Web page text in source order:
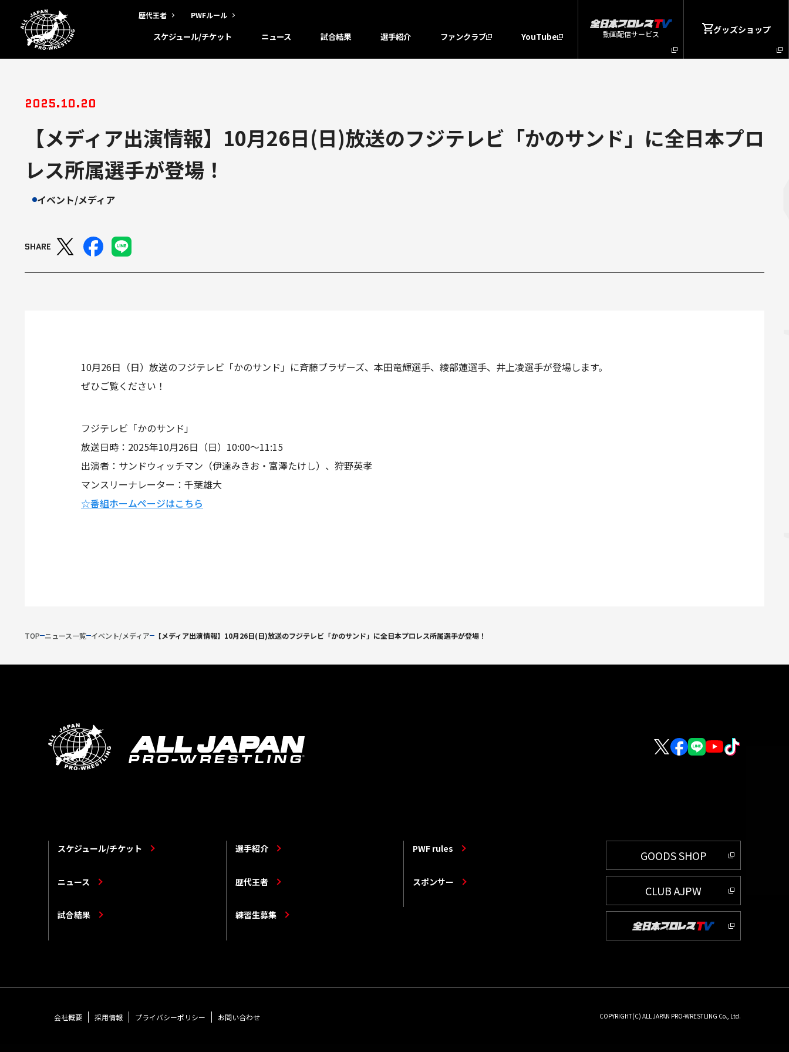
歴代王者 PWFルール
スケジュール/チケット ニュース 試合結果 選手紹介 ファンクラブ YouTube 動画配信サービス グッズショップ
2025.10.20
【メディア出演情報】10月26日(日)放送のフジテレビ「かのサンド」に全日本プロ
レス所属選手が登場！
イベント/メディア
SHARE
10月26日（日）放送のフジテレビ「かのサンド」に斉藤ブラザーズ、本田竜輝選手、綾部蓮選手、井上凌選手が登場します。
ぜひご覧ください！
フジテレビ「かのサンド」
放送日時：2025年10月26日（日）10:00～11:15
出演者：サンドウィッチマン（伊達みきお・富澤たけし）、狩野英孝
マンスリーナレーター：千葉雄大
☆番組ホームページはこちら
TOP ニュース一覧 イベント/メディア 【メディア出演情報】10月26日(日)放送のフジテレビ「かのサンド」に全日本プロレス所属選手が登場！
スケジュール/チケット 選手紹介 PWF rules
ニュース 歴代王者 スポンサー
試合結果 練習生募集
GOODS SHOP
CLUB AJPW
会社概要 採用情報 プライバシーポリシー お問い合わせ COPYRIGHT(C) ALL JAPAN PRO-WRESTLING Co., Ltd.